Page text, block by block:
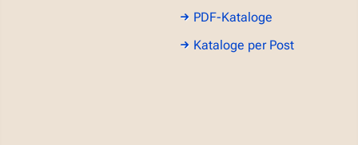
PDF-Kataloge
Kataloge per Post